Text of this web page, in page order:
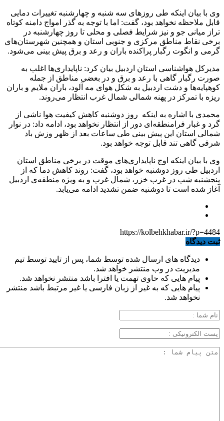
وی با بیان اینکه طی روزهای سه شنبه و چهارشنبه تغییرات دمایی
قابل ملاحظه نخواهد بود، گفت: اما با توجه به گذر امواج دامنه کوتاه
تراز میانی جو و نیز شرایط فصلی و محلی تا روز چهارشنبه در
برخی نقاط مناطق مرکزی و جنوبی استان و همچنین شهرستان‌های
گرمی و انگوت رگبار پراکنده باران و رعد و برق پیش بینی می‌شود.
مدیرکل هواشناسی استان اردبیل بیان کرد: ناپایداری‌ها اغلب به
صورت رگبار گاهی با رعد و برق و در بعضی مناطق از جمله
کوهپایه‌ها و دشت اردبیل به شکل هوای مه آلود، باران ملایم و باران
ریزه با تمرکز در پهنه شمالی شمال غرب انتظار می‌روند.
محمدی با اشاره به اینکه روز دوشنبه کاهش کیفیت هوا ناشی از
گرد و غبار فرامنطقه‌ای دور از انتظار نخواهد بود، ادامه داد: در نوار
شمالی استان این پیش بینی طی ساعات بعد از ظهر وزش باد
شرقی گاهی تند قابل توجه خواهد بود.
وی با بیان اینکه اوج ناپایداری‌های موقت در برخی مناطق استان
اردبیل طی روز دوشنبه خواهد بود، گفت: روند کاهش دما که از
پنجشنبه شب در غرب خزر، شمال غرب و به ویژه منطقه‌ی اردبیل
آغاز شده است تا دوشنبه ضمن تشدید ادامه می‌یابد.
https://kolbehkhabar.ir/?p=4484
ثبت دیدگاه
دیدگاه های ارسال شده توسط شما، پس از تایید توسط تیم
مدیریت در وب منتشر خواهد شد.
پیام هایی که حاوی تهمت یا افترا باشد منتشر نخواهد شد.
پیام هایی که به غیر از زبان فارسی یا غیر مرتبط باشد منتشر
نخواهد شد.